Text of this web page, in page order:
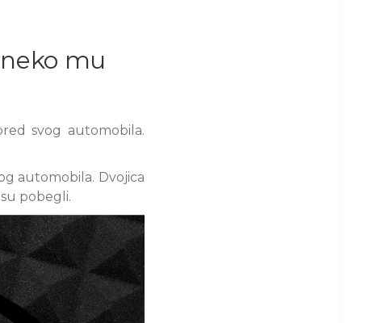
mu
svog automobila.
automobila. Dvojica
pobegli.